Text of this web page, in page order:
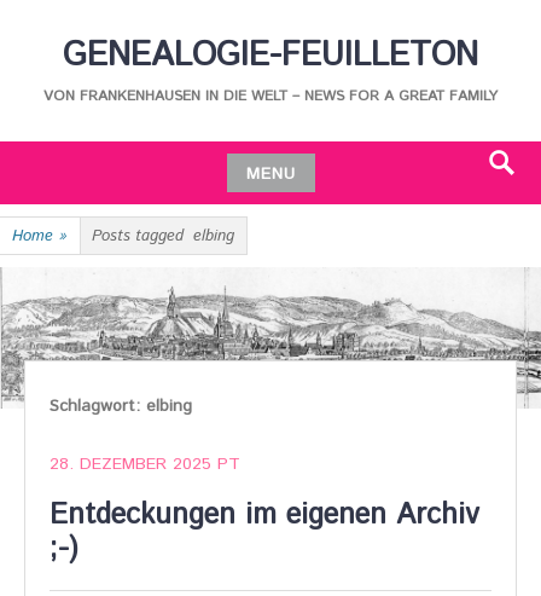
GENEALOGIE-FEUILLETON
VON FRANKENHAUSEN IN DIE WELT – NEWS FOR A GREAT FAMILY
MENU
Skip
to
Home » Posts tagged elbing
Schlagwort: elbing
28. DEZEMBER 2025 PT
Entdeckungen im eigenen Archiv
;-)